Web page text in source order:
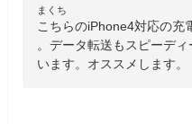
まくち
こちらのiPhone4対応の充
。データ転送もスピーデ
います。オススメします。